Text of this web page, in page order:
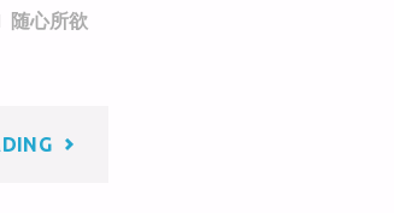
随心所欲
"LOST"